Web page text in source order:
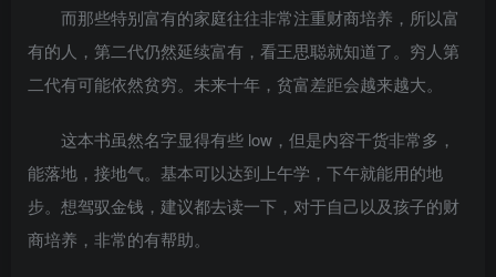
而那些特别富有的家庭往往非常注重财商培养，所以富
有的人，第二代仍然延续富有，看王思聪就知道了。穷人第
二代有可能依然贫穷。未来十年，贫富差距会越来越大。
这本书虽然名字显得有些 low，但是内容干货非常多，
能落地，接地气。基本可以达到上午学，下午就能用的地
步。想驾驭金钱，建议都去读一下，对于自己以及孩子的财
商培养，非常的有帮助。